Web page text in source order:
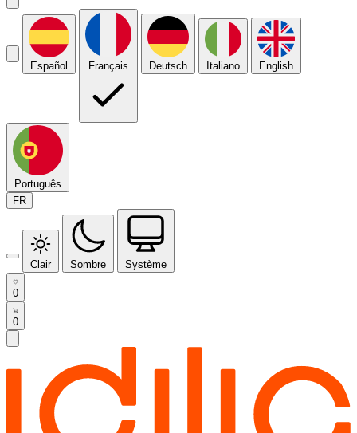
Español Français Deutsch Italiano English
Português
FR
Clair Sombre Système
0
0